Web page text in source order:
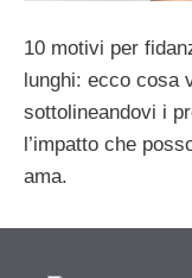
10 motivi per
lunghi: ecco cosa
sottolineandovi i
l’impatto che
ama.